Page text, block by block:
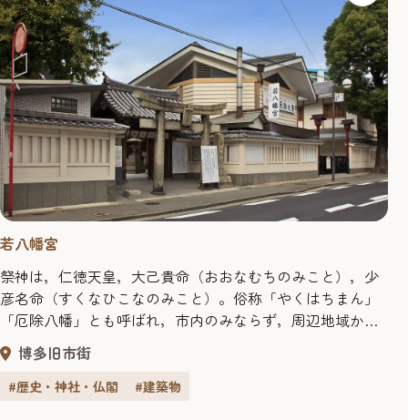
若八幡宮
祭神は，仁徳天皇，大己貴命（おおなむちのみこと），少
彦名命（すくなひこなのみこと）。俗称「やくはちまん」
「厄除八幡」とも呼ばれ，市内のみならず，周辺地域から
も広い信仰を集めている。新暦・旧暦の大みそかには，毎
年深夜まで厄除，厄ばらいの祈願を行う人々で大変にぎ
わっている。 厄年には前厄・本厄・後厄があり，３年続け
博多旧市街
#歴史・神社・仏閣 #建築物